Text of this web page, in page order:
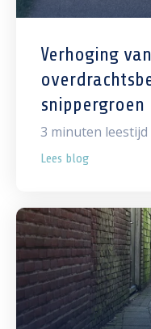
Verhoging
snippergroen
3 minuten leestijd
Lees blog